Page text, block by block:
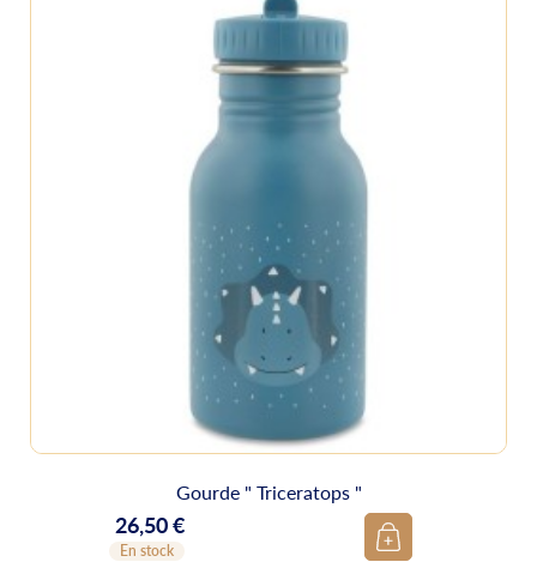
Gourde " Triceratops "
Prix
26,50 €
En stock